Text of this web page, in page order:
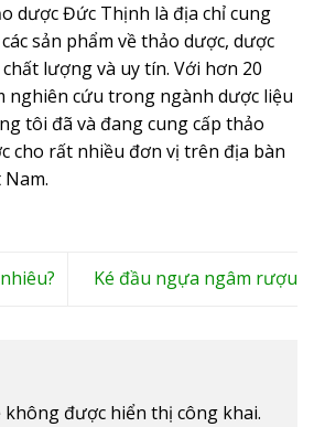
dược Đức Thịnh là địa chỉ cung
sản phẩm về thảo dược, dược
lượng và uy tín. Với hơn 20
nghiên cứu trong ngành dược liệu
tôi đã và đang cung cấp thảo
cho rất nhiều đơn vị trên địa bàn
Nam.
Ké đầu ngựa ngâm rượu
không được hiển thị công khai.